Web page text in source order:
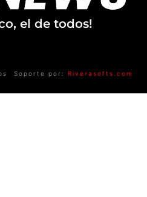
el de todos!
Soporte por: Riverasofts.com